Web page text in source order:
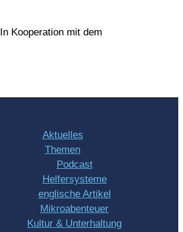
In Kooperation mit dem
Aktuelles
Themen
Podcast
Helfersysteme
englische Artikel
Mikroabenteuer
Kultur & Unterhaltung